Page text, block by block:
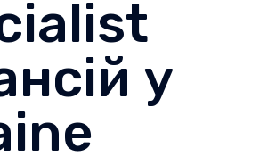
у